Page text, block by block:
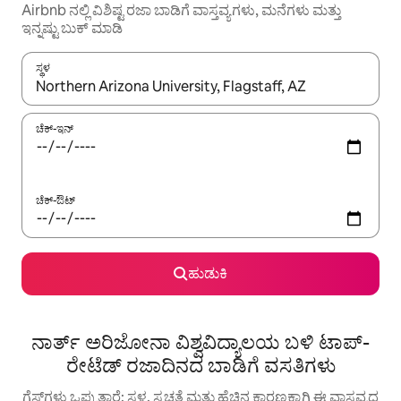
Airbnb ನಲ್ಲಿ ವಿಶಿಷ್ಟ ರಜಾ ಬಾಡಿಗೆ ವಾಸ್ತವ್ಯಗಳು, ಮನೆಗಳು ಮತ್ತು
ಇನ್ನಷ್ಟು ಬುಕ್ ಮಾಡಿ
ಸ್ಥಳ
ಫಲಿತಾಂಶಗಳು ಲಭ್ಯವಿರುವಾಗ, ಅಪ್ ಮತ್ತು ಡೌನ್ ಬಾಣದ ಕೀಲಿಗಳೊಂದಿಗೆ
ಚೆಕ್-ಇನ್
ಚೆಕ್-ಔಟ್
ಹುಡುಕಿ
ನಾರ್ತ್ ಅರಿಜೋನಾ ವಿಶ್ವವಿದ್ಯಾಲಯ ಬಳಿ ಟಾಪ್-
ರೇಟೆಡ್ ರಜಾದಿನದ ಬಾಡಿಗೆ ವಸತಿಗಳು
ಗೆಸ್ಟ್‌ಗಳು ಒಪ್ಪುತ್ತಾರೆ: ಸ್ಥಳ, ಸ್ವಚ್ಛತೆ ಮತ್ತು ಹೆಚ್ಚಿನ ಕಾರಣಕ್ಕಾಗಿ ಈ ವಾಸ್ತವ್ಯದ